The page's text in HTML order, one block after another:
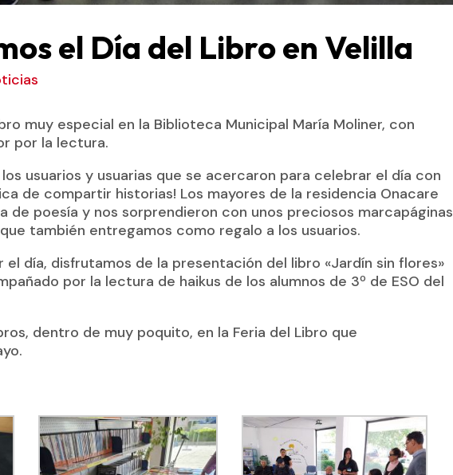
el Día del Libro en Velilla
muy especial en la Biblioteca Municipal María Moliner, con
por la lectura.
usuarios y usuarias que se acercaron para celebrar el día con
de compartir historias! Los mayores de la residencia Onacare
de poesía y nos sorprendieron con unos preciosos marcapáginas
también entregamos como regalo a los usuarios.
día, disfrutamos de la presentación del libro «Jardín sin flores»
por la lectura de haikus de los alumnos de 3º de ESO del
dentro de muy poquito, en la Feria del Libro que